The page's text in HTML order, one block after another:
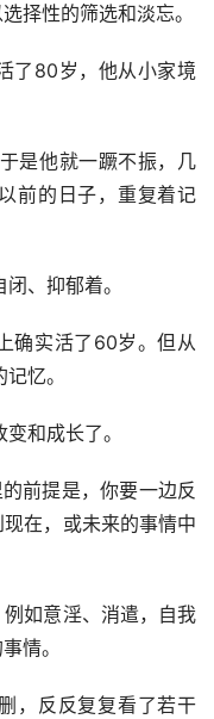
择性的筛选和淡忘。
了80岁，他从小家境
是他就一蹶不振，几
前的日子，重复着记
、抑郁着。
确实活了60岁。但从
忆。
和成长了。
前提是，你要一边反
在，或未来的事情中
如意淫、消遣，自我
情。
，反反复复看了若干